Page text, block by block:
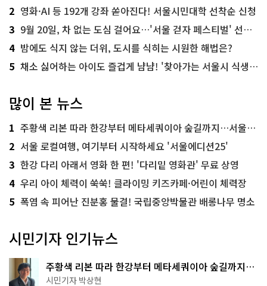
2 영화·AI 등 192개 강좌 쏟아진다! 서울시민대학 선착순 신청
3 9월 20일, 차 없는 도심 걸어요…'서울 걷자 페스티벌' 선착순 5천명
4 밤에도 식지 않는 더위, 도시를 식히는 시원한 해법은?
5 채소 싫어하는 아이도 즐겁게 냠냠! '찾아가는 서울시 식생활 교육' 현장
많이 본 뉴스
1 주황색 리본 따라 한강부터 메타세쿼이아 숲길까지…서울둘레길 15코스
2 서울 로컬여행, 여기부터 시작하세요 '서울에디션25'
3 한강 다리 아래서 영화 한 편! '다리밑 영화관' 무료 상영
4 우리 아이 체력이 쑥쑥! 클라이밍 키즈카페·어린이 체력장
5 폭염 속 피어난 진분홍 물결! 국립중앙박물관 배롱나무 명소
시민기자 인기뉴스
주황색 리본 따라 한강부터 메타세쿼이아 숲길까지…
서울둘레길 15코스
시민기자 박상현